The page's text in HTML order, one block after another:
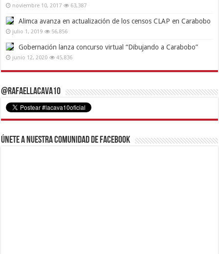
noviembre 10, 2017 63,387
Alimca avanza en actualización de los censos CLAP en Carabobo
julio 1, 2019 56,856
Gobernación lanza concurso virtual “Dibujando a Carabobo”
junio 12, 2020 45,836
@RafaelLacava10
Únete a nuestra comunidad de Facebook